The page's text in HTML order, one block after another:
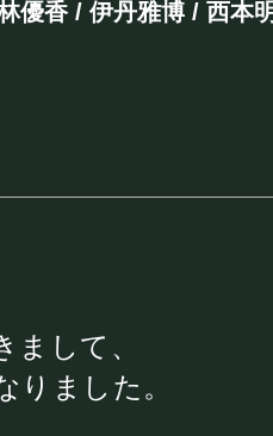
優香 / 伊丹雅博 / 西本
して、
ました。